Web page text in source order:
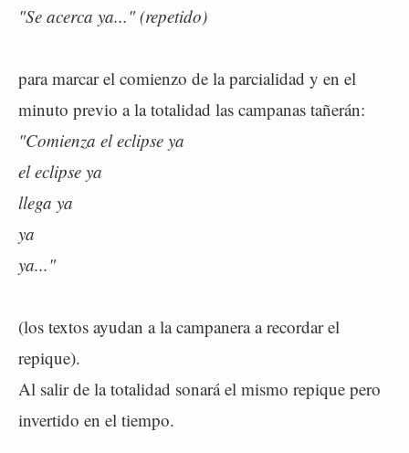
"Se acerca ya..." (repetido)
para marcar el comienzo de la parcialidad y en el
minuto previo a la totalidad las campanas tañerán:
"Comienza el eclipse ya
el eclipse ya
llega ya
ya
ya..."
(los textos ayudan a la campanera a recordar el
repique).
Al salir de la totalidad sonará el mismo repique pero
invertido en el tiempo.